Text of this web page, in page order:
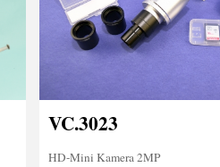
VC.3023
HD-Mini Kamera 2MP